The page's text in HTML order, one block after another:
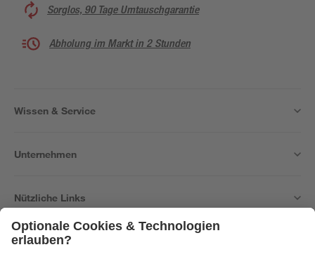
Sorglos, 90 Tage Umtauschgarantie
Abholung im Markt in 2 Stunden
Wissen & Service
Unternehmen
Nützliche Links